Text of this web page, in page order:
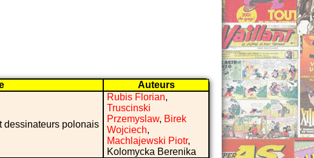
Auteurs
dessinateurs polonais
Rubis Florian,
Truscinski
Przemyslaw, Birek
Wojciech,
Machlajewski Piotr,
Kolomycka Berenika